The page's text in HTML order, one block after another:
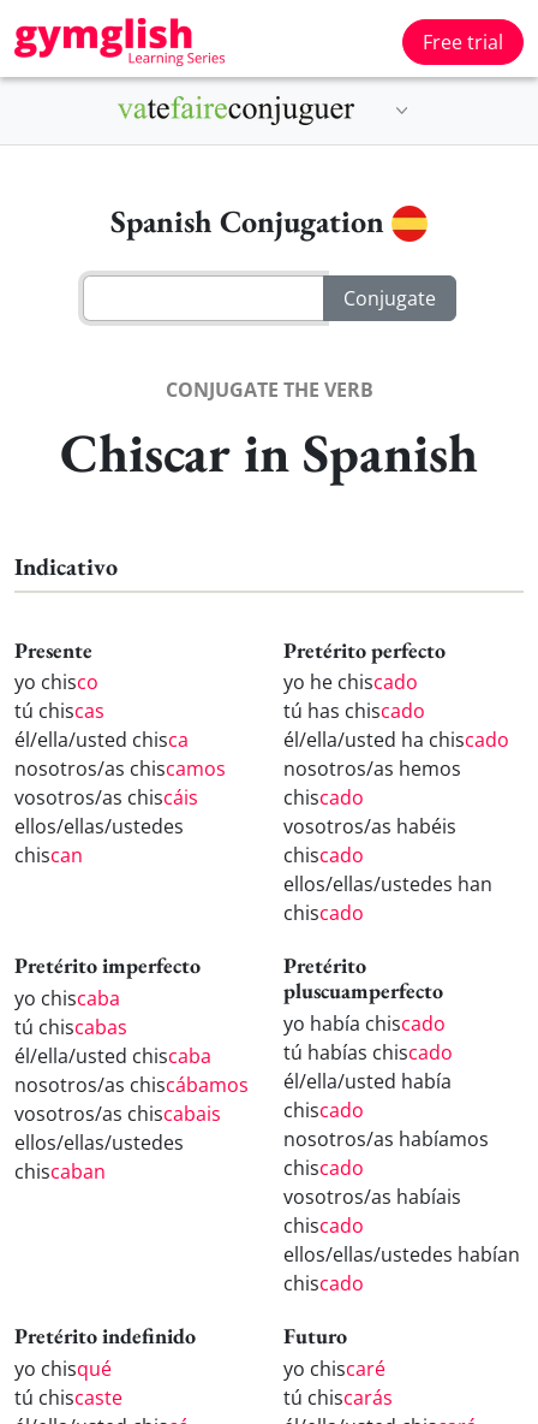
Free trial
Spanish Conjugation
CONJUGATE THE VERB
Chiscar in Spanish
Indicativo
Presente
yo chisco
tú chiscas
él/ella/usted chisca
nosotros/as chiscamos
vosotros/as chiscáis
ellos/ellas/ustedes
chiscan
Pretérito perfecto
yo he chiscado
tú has chiscado
él/ella/usted ha chiscado
nosotros/as hemos
chiscado
vosotros/as habéis
chiscado
ellos/ellas/ustedes han
chiscado
Pretérito imperfecto
yo chiscaba
tú chiscabas
él/ella/usted chiscaba
nosotros/as chiscábamos
vosotros/as chiscabais
ellos/ellas/ustedes
chiscaban
Pretérito
pluscuamperfecto
yo había chiscado
tú habías chiscado
él/ella/usted había
chiscado
nosotros/as habíamos
chiscado
vosotros/as habíais
chiscado
ellos/ellas/ustedes habían
chiscado
Pretérito indefinido
yo chisqué
tú chiscaste
Futuro
yo chiscaré
tú chiscarás